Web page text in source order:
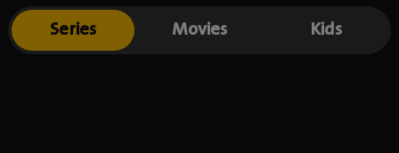
Series Movies Kids